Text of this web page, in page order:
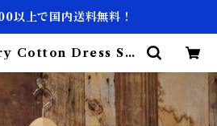
以上で国内送料無料！
Cotton Dress Shi
シャツ | 古着屋 仙台 bi
着 & Vintage 通販】